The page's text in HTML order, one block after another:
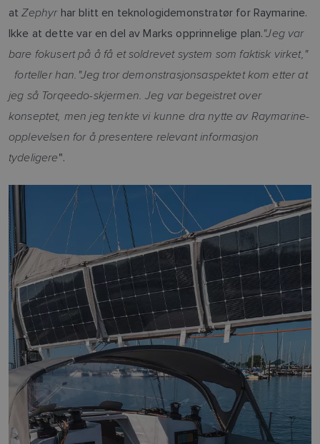
atZephyrhar blitt en teknologidemonstratør for Raymarine.
Ikke at dette var en del av Marks opprinnelige plan."Jeg var
bare fokusert på å få et soldrevet system som faktisk virket,"
forteller han. "Jeg tror demonstrasjonsaspektet kom etter at
jeg så Torqeedo-skjermen. Jeg var begeistret over
konseptet, men jeg tenkte vi kunne dra nytte av Raymarine-
opplevelsen for å presentere relevant informasjon
tydeligere".